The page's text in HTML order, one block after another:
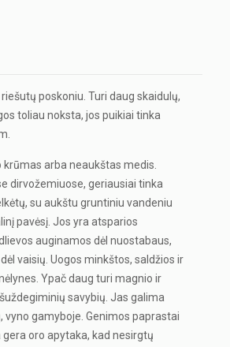
poskoniu. Turi daug skaidulų,
toliau noksta, jos puikiai tinka
arba neaukštas medis.
dirvožemiuose, geriausiai tinka
su aukštu gruntiniu vandeniu
pavėsį. Jos yra atsparios
auginamos dėl nuostabaus,
vaisių. Uogos minkštos, saldžios ir
Ypač daug turi magnio ir
savybių. Jas galima
vyno gamyboje. Genimos paprastai
oro apytaka, kad nesirgtų